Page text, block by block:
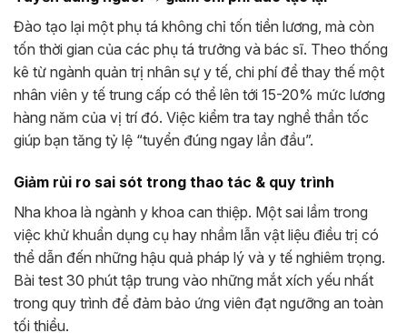
Đào tạo lại một phụ tá không chỉ tốn tiền lương, mà còn
tốn thời gian của các phụ tá trưởng và bác sĩ. Theo thống
kê từ ngành quản trị nhân sự y tế, chi phí để thay thế một
nhân viên y tế trung cấp có thể lên tới 15-20% mức lương
hàng năm của vị trí đó. Việc kiểm tra tay nghề thần tốc
giúp bạn tăng tỷ lệ “tuyển đúng ngay lần đầu”.
Giảm rủi ro sai sót trong thao tác & quy trình
Nha khoa là ngành y khoa can thiệp. Một sai lầm trong
việc khử khuẩn dụng cụ hay nhầm lẫn vật liệu điều trị có
thể dẫn đến những hậu quả pháp lý và y tế nghiêm trọng.
Bài test 30 phút tập trung vào những mắt xích yếu nhất
trong quy trình để đảm bảo ứng viên đạt ngưỡng an toàn
tối thiểu.